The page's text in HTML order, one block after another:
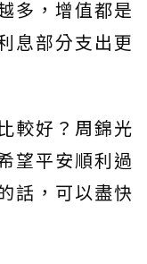
多，增值都是
息部分支出更
較好？周錦光
望平安順利過
話，可以盡快